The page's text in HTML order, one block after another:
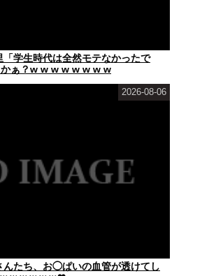
「学生時代は全然モテなかったで
ぁ？w w w w w w w w
んたち、お◯ぱいの血管が透けてし
2026-08-06